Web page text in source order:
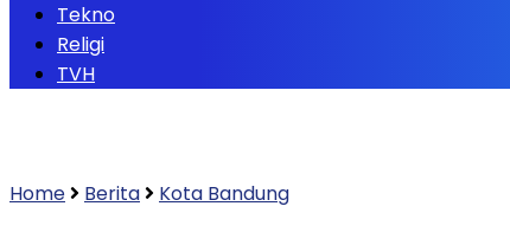
Tekno
Religi
TVH
Home Berita Kota Bandung